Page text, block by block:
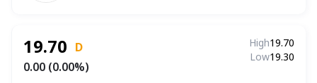
19.70 D
0.00 (0.00%)
High19.70
Low19.30